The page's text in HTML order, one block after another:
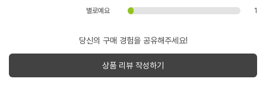
별로예요
1
당신의 구매 경험을 공유해주세요!
상품 리뷰 작성하기